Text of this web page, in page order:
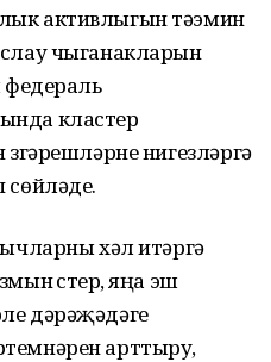
активлыгын тәэмин
чыганакларын
федераль
кластер
нигезләргә
хәл итәргә
үстерү, яңа эш
дәрәҗәдәге
арттыру,